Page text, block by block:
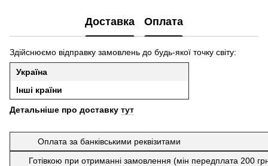
Доставка Оплата
Здійснюємо відправку замовлень до будь-якої точку світу:
Україна
Інші країни
Детальніше про доставку тут
Оплата за банківськими реквізитами
Готівкою при отриманні замовлення (мін передплата 200